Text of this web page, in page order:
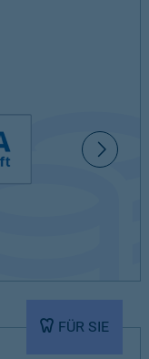
FÜR SIE